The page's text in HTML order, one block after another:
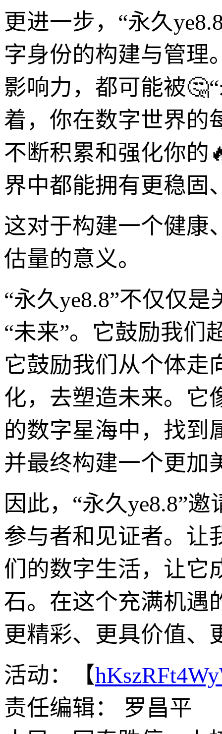
更进一步，“永久
字身份的构建与管理
影响力，都可能被
着，你在数字世界的
不断积累和强化你的
界中都能拥有更稳固
这对于构建一个健康
估量的意义。
“永久ye8.8”不仅仅
“未来”。它鼓励我们
它鼓励我们从个体走
化，去塑造未来。它
的数字星海中，找到
并最终构建一个更加
因此，“永久ye8.8”
参与者和见证者。让
们的数字生活，让它
石。在这个充满机遇
更精彩、更具价值、
活动：【
责任编辑： 罗昌平